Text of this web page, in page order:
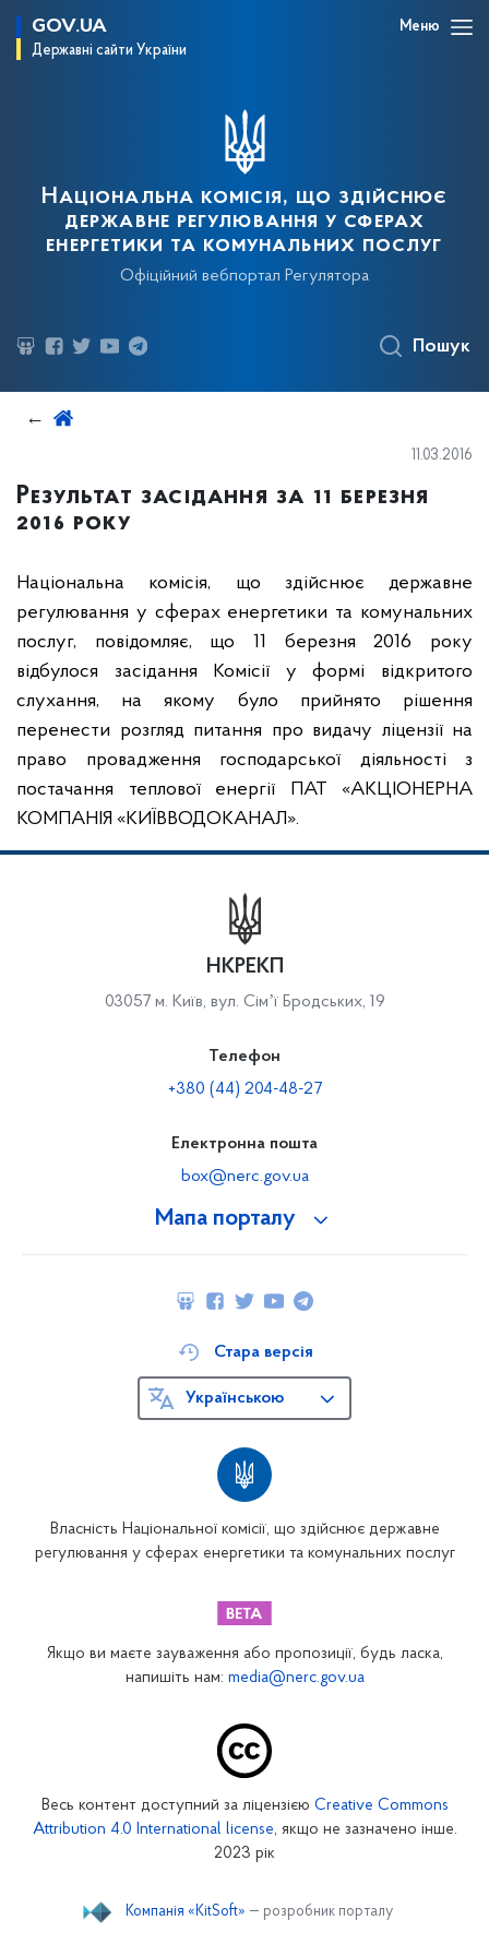
GOV.UA
Державні сайти України
Меню
Національна комісія, що здійснює
державне регулювання у сферах
енергетики та комунальних послуг
Офіційний вебпортал Регулятора
Пошук
11.03.2016
Результат засідання за 11 березня
2016 року
Національна комісія, що здійснює державне
регулювання у сферах енергетики та комунальних
послуг, повідомляє, що 11 березня 2016 року
відбулося засідання Комісії у формі відкритого
слухання, на якому було прийнято рішення
перенести розгляд питання про видачу ліцензії на
право провадження господарської діяльності з
постачання теплової енергії ПАТ «АКЦІОНЕРНА
КОМПАНІЯ «КИЇВВОДОКАНАЛ».
Мапа порталу
НКРЕКП
03057 м. Київ, вул. Сімʼї Бродських, 19
Телефон
+380 (44) 204-48-27
Електронна пошта
box@nerc.gov.ua
Власність Національної комісії, що здійснює державне
регулювання у сферах енергетики та комунальних послуг
Стара версія
Українською
Якщо ви маєте зауваження або пропозиції, будь ласка,
напишіть нам: media@nerc.gov.ua
Весь контент доступний за ліцензією Creative Commons
Attribution 4.0 International license, якщо не зазначено інше.
2023 рік
Компанія «KitSoft» — розробник порталу